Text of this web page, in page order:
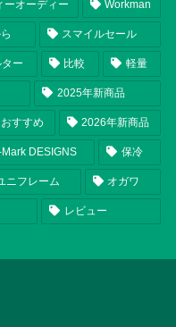
ーオーディー Workman
スマイルセール
ー 比較 軽量
2025年新商品
おすすめ 2026年新商品
DESIGNS 保冷
ニフレーム オガワ
レビュー